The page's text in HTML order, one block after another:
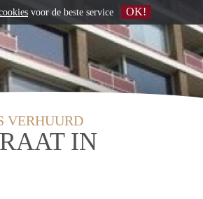
VERHUURD
IN
voor de beste service OK!